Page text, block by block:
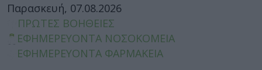
Παρασκευή, 07.08.2026
ΠΡΩΤΕΣ ΒΟΗΘΕΙΕΣ
ΕΦΗΜΕΡΕΥΟΝΤΑ ΝΟΣΟΚΟΜΕΙΑ
ΕΦΗΜΕΡΕΥΟΝΤΑ ΦΑΡΜΑΚΕΙΑ